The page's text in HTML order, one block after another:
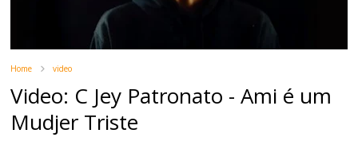
Home video
Video: C Jey Patronato - Ami é um
Mudjer Triste